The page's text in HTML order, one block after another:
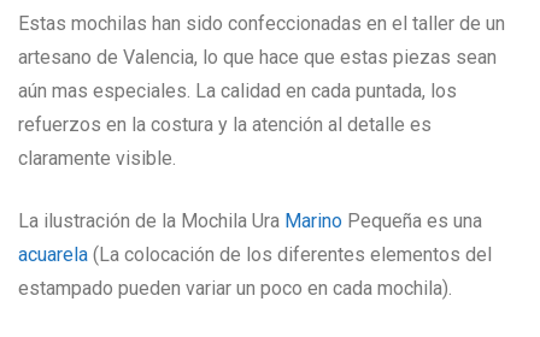
Estas mochilas han sido confeccionadas en el taller de un
artesano de Valencia, lo que hace que estas piezas sean
aún mas especiales. La calidad en cada puntada, los
refuerzos en la costura y la atención al detalle es
claramente visible.
La ilustración de la Mochila Ura Marino Pequeña es una
acuarela (La colocación de los diferentes elementos del
estampado pueden variar un poco en cada mochila).